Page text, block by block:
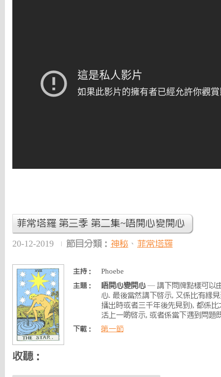
菲常塔羅 第三季 第二集~唔開心變開心
20-12-2019 節目分類： 神秘 、 菲常塔羅
主持： Phoebe
主題： 唔開心變開心 — 講下問牌點樣可以
心. 最後當然講下啟示, 又係比有緣
播出時或者三千年後先見到), 都係
活上一啲啟示, 或者係當下遇到問題
下載： 第一節
收聽：